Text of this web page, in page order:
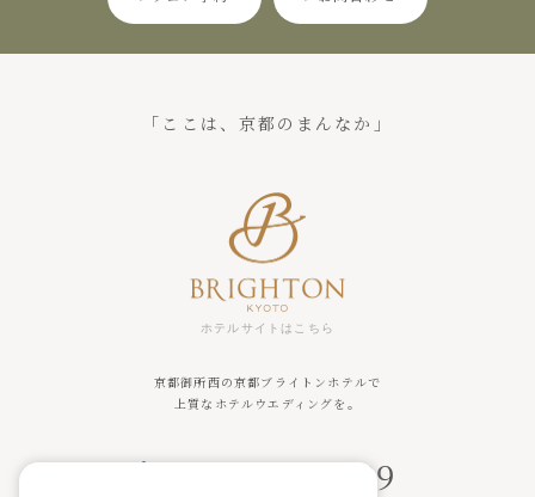
「ここは、京都のまんなか」
ホテルサイトはこちら
京都御所西の京都ブライトンホテルで
上質なホテルウエディングを。
075-451-0489